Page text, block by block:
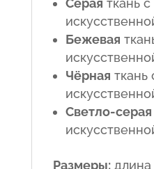
Серая ткань с
Бежевая
Чёрная ткань
Светло-серая
Размеры:длина